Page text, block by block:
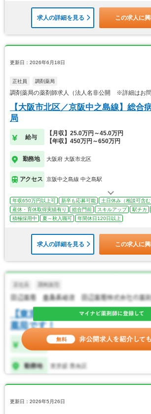
求人の詳細を見る この求人に
更新日：2026年6月18日
正社員 調剤薬局
調剤薬局の薬剤師求人（法人名非公開 ※詳細はお問
【大阪市北区／京阪中之島線】総合
局
給与
【月収】25.0万円～45.0万円
【年収】450万円～650万円
勤務地 大阪府 大阪市北区
アクセス 京阪中之島線 中之島駅
年収650万円以上可 新卒も応募可能
土日休み（相談可含む
産休・育休取得実績有り
総合門前 スキルアップ 駅チカ
積極採用中
夏～秋入職可 年間休日120日以上
求人の詳細を見る この求人に
更新日：2026年5月26日